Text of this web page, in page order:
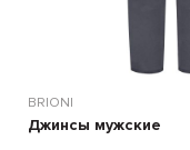
BRIONI
Джинсы мужские